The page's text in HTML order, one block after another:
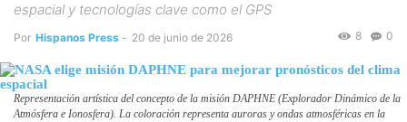
espacial y tecnologías clave como el GPS
Por Hispanos Press - 20 de junio de 2026 0
8
Representación artística del concepto de la misión DAPHNE (Explorador Dinámico de la
Atmósfera e Ionosfera). La coloración representa auroras y ondas atmosféricas en la